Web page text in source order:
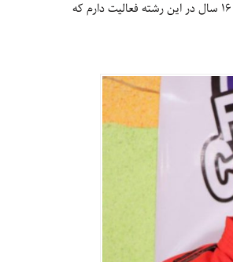
رزمی فعالیت دارم از سال 86 وارد کیک بوکسینگ شده و در حال حاضر حدود 16 سال در این رشته فعالیت دارم که